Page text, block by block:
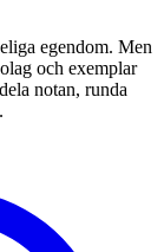
egendom. Men
och exemplar
notan, runda